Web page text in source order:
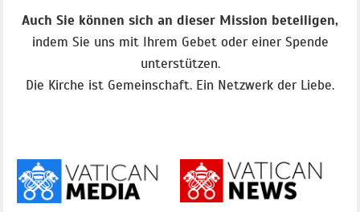
Auch Sie können sich an dieser Mission beteiligen,
indem Sie uns mit Ihrem Gebet oder einer Spende
unterstützen.
Die Kirche ist Gemeinschaft. Ein Netzwerk der Liebe.